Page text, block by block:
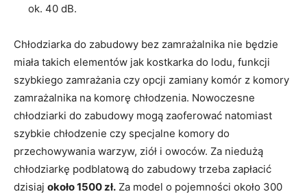
ok. 40 dB.
Chłodziarka do zabudowy bez zamrażalnika nie będzie
miała takich elementów jak kostkarka do lodu, funkcji
szybkiego zamrażania czy opcji zamiany komór z komory
zamrażalnika na komorę chłodzenia. Nowoczesne
chłodziarki do zabudowy mogą zaoferować natomiast
szybkie chłodzenie czy specjalne komory do
przechowywania warzyw, ziół i owoców. Za niedużą
chłodziarkę podblatową do zabudowy trzeba zapłacić
dzisiaj około 1500 zł. Za model o pojemności około 300